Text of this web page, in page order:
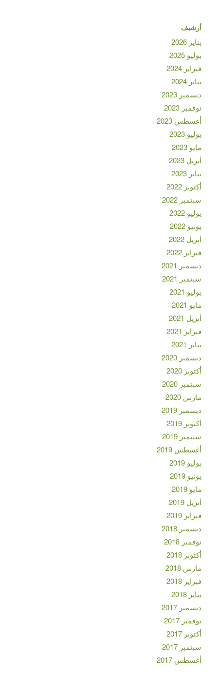
أرشيف
يناير 2026
يوليو 2025
فبراير 2024
يناير 2024
ديسمبر 2023
نوفمبر 2023
أغسطس 2023
يوليو 2023
مايو 2023
أبريل 2023
يناير 2023
أكتوبر 2022
سبتمبر 2022
يوليو 2022
يونيو 2022
أبريل 2022
فبراير 2022
ديسمبر 2021
سبتمبر 2021
يوليو 2021
مايو 2021
أبريل 2021
فبراير 2021
يناير 2021
ديسمبر 2020
أكتوبر 2020
سبتمبر 2020
مارس 2020
ديسمبر 2019
أكتوبر 2019
سبتمبر 2019
أغسطس 2019
يوليو 2019
يونيو 2019
مايو 2019
أبريل 2019
فبراير 2019
ديسمبر 2018
نوفمبر 2018
أكتوبر 2018
مارس 2018
فبراير 2018
يناير 2018
ديسمبر 2017
نوفمبر 2017
أكتوبر 2017
سبتمبر 2017
أغسطس 2017